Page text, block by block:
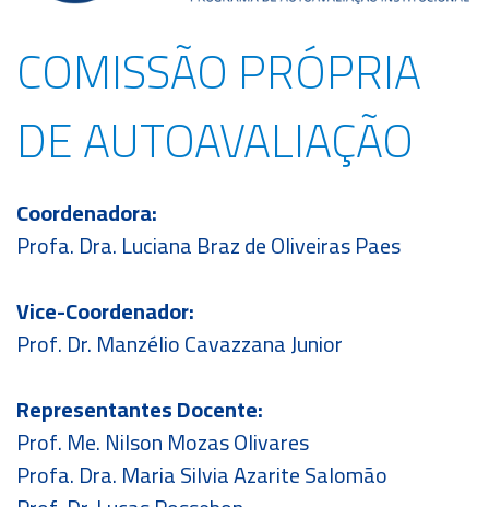
COMISSÃO PRÓPRIA
DE AUTOAVALIAÇÃO
Coordenadora:
Profa. Dra. Luciana Braz de Oliveiras Paes
Vice-Coordenador:
Prof. Dr. Manzélio Cavazzana Junior
Representantes Docente:
Prof. Me. Nilson Mozas Olivares
Profa. Dra. Maria Silvia Azarite Salomão